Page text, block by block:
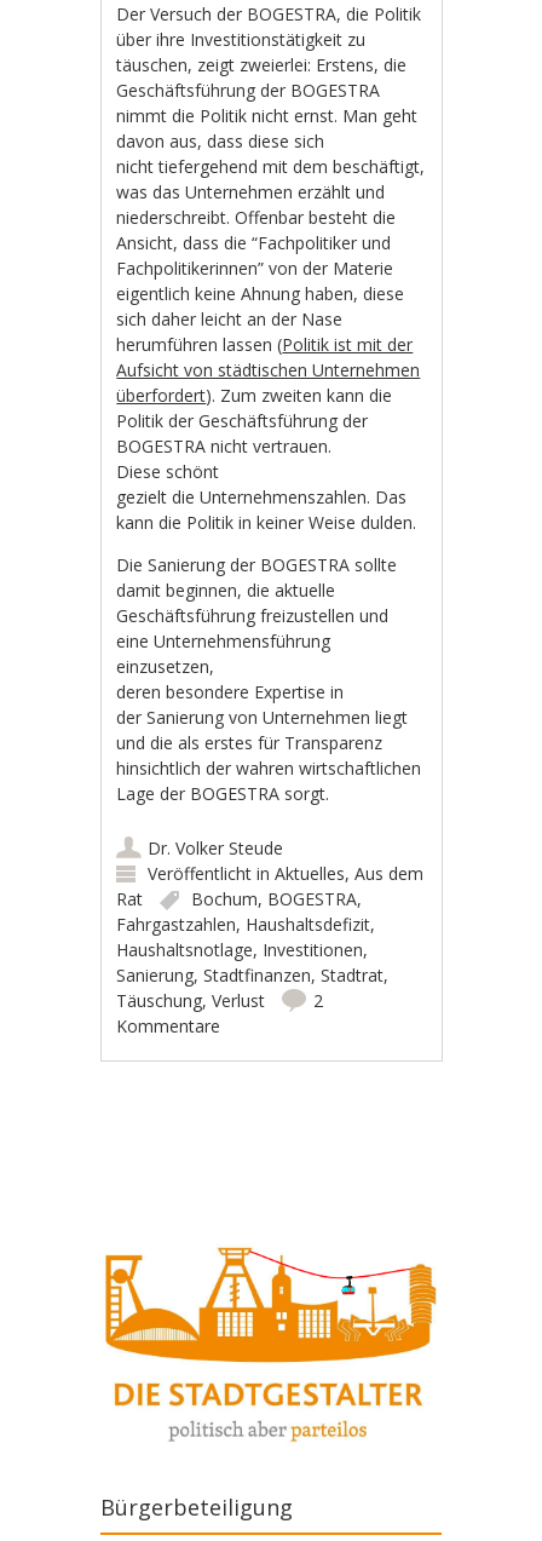
Der Versuch der BOGESTRA, die Politik
über ihre Investitionstätigkeit zu
täuschen, zeigt zweierlei: Erstens, die
Geschäftsführung der BOGESTRA
nimmt die Politik nicht ernst. Man geht
davon aus, dass diese sich
nicht tiefergehend mit dem beschäftigt,
was das Unternehmen erzählt und
niederschreibt. Offenbar besteht die
Ansicht, dass die “Fachpolitiker und
Fachpolitikerinnen” von der Materie
eigentlich keine Ahnung haben, diese
sich daher leicht an der Nase
herumführen lassen (Politik ist mit der
Aufsicht von städtischen Unternehmen
überfordert). Zum zweiten kann die
Politik der Geschäftsführung der
BOGESTRA nicht vertrauen.
Diese schönt
gezielt die Unternehmenszahlen. Das
kann die Politik in keiner Weise dulden.
Die Sanierung der BOGESTRA sollte
damit beginnen, die aktuelle
Geschäftsführung freizustellen und
eine Unternehmensführung
einzusetzen,
deren besondere Expertise in
der Sanierung von Unternehmen liegt
und die als erstes für Transparenz
hinsichtlich der wahren wirtschaftlichen
Lage der BOGESTRA sorgt.
Dr. Volker Steude
Veröffentlicht inAktuelles,Aus dem
Rat
Bochum, BOGESTRA,
Fahrgastzahlen, Haushaltsdefizit,
Haushaltsnotlage, Investitionen,
Sanierung,Stadtfinanzen,Stadtrat,
Täuschung,Verlust
2
Kommentare
Bürgerbeteiligung